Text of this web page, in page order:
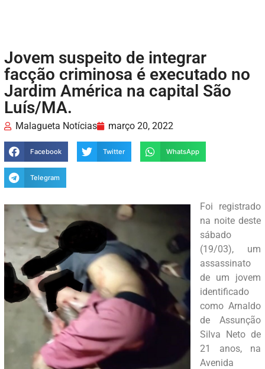
Jovem suspeito de integrar
facção criminosa é executado no
Jardim América na capital São
Luís/MA.
Malagueta Notícias março 20, 2022
Facebook Twitter WhatsApp
Telegram
Foi registrado
na noite deste
sábado
(19/03), um
assassinato
de um jovem
identificado
como Arnaldo
de Assunção
Silva Neto de
21 anos, na
Avenida